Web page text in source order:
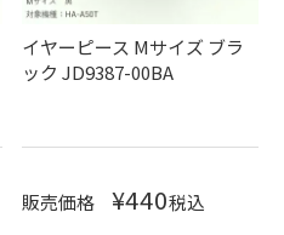
イヤーピース Mサイズ ブラ
ック JD9387-00BA
販売価格 ¥440税込